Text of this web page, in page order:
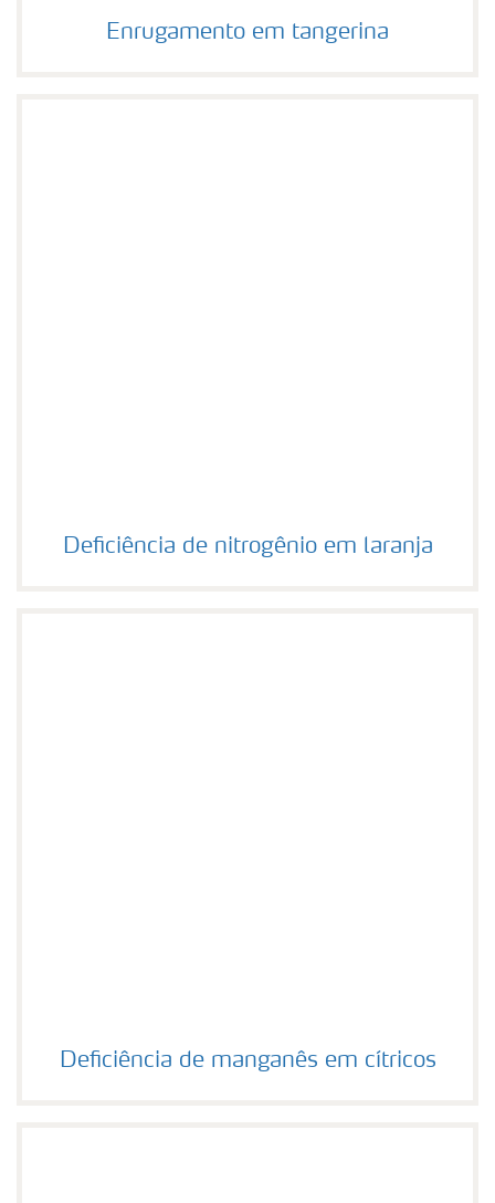
Enrugamento em tangerina
Enrugamento em tangerina
Deficiência de nitrogênio em laranja
Deficiência de nitrogênio em laranja
Deficiência de manganês em cítricos
Deficiência de manganês em cítricos